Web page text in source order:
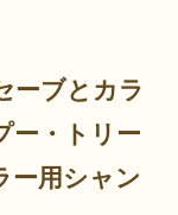
ーブとカラ
ー・トリー
ー用シャン